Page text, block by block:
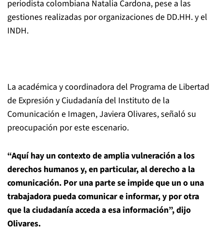
periodista colombiana Natalia Cardona, pese a las
gestiones realizadas por organizaciones de DD.HH. y el
INDH.
La académica y coordinadora del Programa de Libertad
de Expresión y Ciudadanía del Instituto de la
Comunicación e Imagen, Javiera Olivares, señaló su
preocupación por este escenario.
“Aquí hay un contexto de amplia vulneración a los
derechos humanos y,en particular,al derecho a la
comunicación. Por una partese impideque un o una
trabajadora pueda comunicar e informar, y por otra
que la ciudadanía acceda a esa información”, dijo
Olivares.